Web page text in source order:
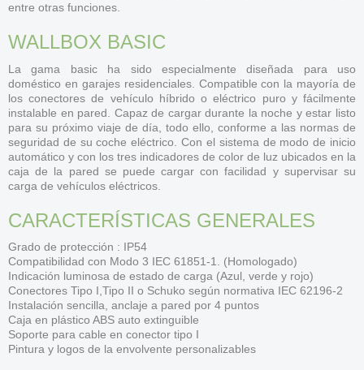
entre otras funciones.
WALLBOX BASIC
La gama basic ha sido especialmente diseñada para uso
doméstico en garajes residenciales. Compatible con la mayoría de
los conectores de vehículo híbrido o eléctrico puro y fácilmente
instalable en pared. Capaz de cargar durante la noche y estar listo
para su próximo viaje de día, todo ello, conforme a las normas de
seguridad de su coche eléctrico. Con el sistema de modo de inicio
automático y con los tres indicadores de color de luz ubicados en la
caja de la pared se puede cargar con facilidad y supervisar su
carga de vehículos eléctricos.
CARACTERÍSTICAS GENERALES
Grado de protección : IP54
Compatibilidad con Modo 3 IEC 61851-1. (Homologado)
Indicación luminosa de estado de carga (Azul, verde y rojo)
Conectores Tipo I,Tipo II o Schuko según normativa IEC 62196-2
Instalación sencilla, anclaje a pared por 4 puntos
Caja en plástico ABS auto extinguible
Soporte para cable en conector tipo I
Pintura y logos de la envolvente personalizables